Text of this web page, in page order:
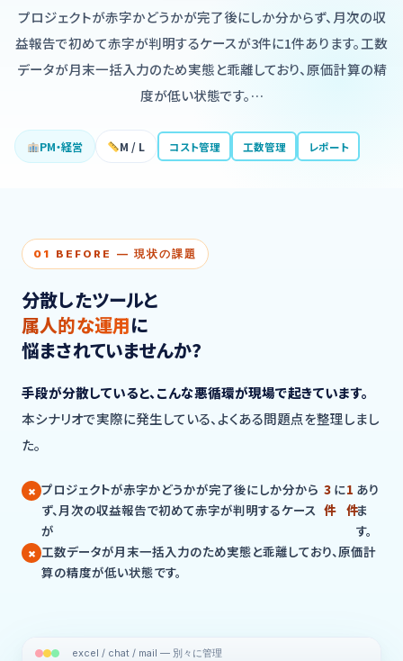
プロジェクトが赤字かどうかが完了後にしか分からず、月次の収
益報告で初めて赤字が判明するケースが3件に1件あります。工数
データが月末一括入力のため実態と乖離しており、原価計算の精
度が低い状態です。…
PM・経営 M / L コスト管理 工数管理 レポート
01 BEFORE — 現状の課題
分散したツールと
属人的な運用に
悩まされていませんか?
手段が分散していると、こんな悪循環が現場で起きています。
本シナリオで実際に発生している、よくある問題点を整理しまし
た。
プロジェクトが赤字かどうかが完了後にしか分から
ず、月次の収益報告で初めて赤字が判明するケース
が
3
件
に1
件
あり
ま
す。
工数データが月末一括入力のため実態と乖離しており、原価計
算の精度が低い状態です。
excel / chat / mail — 別々に管理